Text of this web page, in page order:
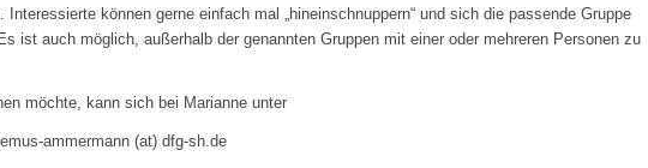
Interessierte können gerne einfach mal „hineinschnuppern“ und sich die passende Gruppe
ist auch möglich, außerhalb der genannten Gruppen mit einer oder mehreren Personen zu
möchte, kann sich bei Marianne unter
ammermann (at) dfg-sh.de